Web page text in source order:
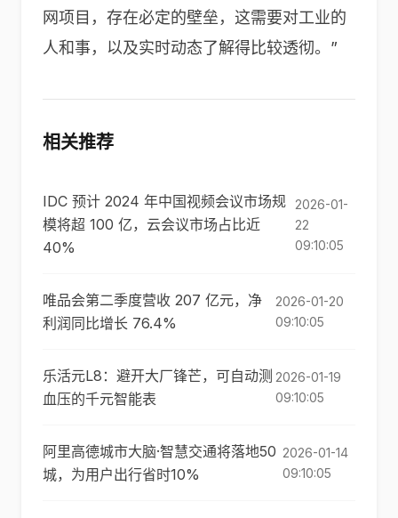
网项目，存在必定的壁垒，这需要对工业的
人和事，以及实时动态了解得比较透彻。”
相关推荐
IDC 预计 2024 年中国视频会议市场规
模将超 100 亿，云会议市场占比近
40%
2026-01-
22
09:10:05
唯品会第二季度营收 207 亿元，净
利润同比增长 76.4%
2026-01-20
09:10:05
乐活元L8：避开大厂锋芒，可自动测
血压的千元智能表
2026-01-19
09:10:05
阿里高德城市大脑·智慧交通将落地50
城，为用户出行省时10%
2026-01-14
09:10:05